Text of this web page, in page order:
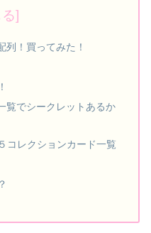
列！買ってみた！
覧でシークレットあるか
コレクションカード一覧